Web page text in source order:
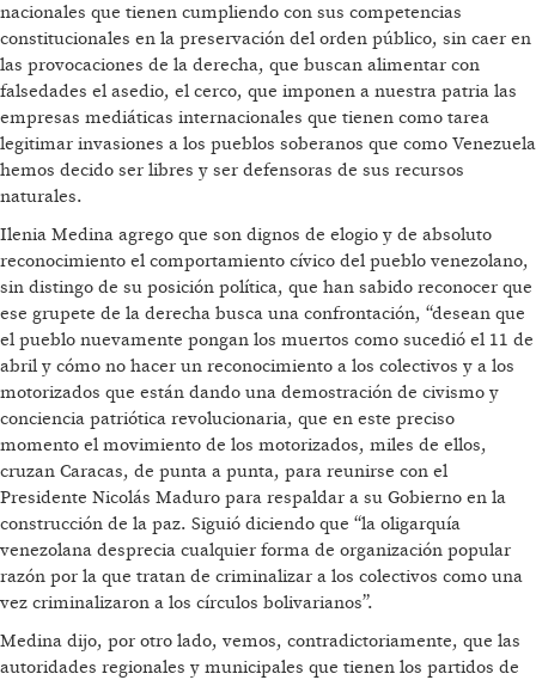
nacionales que tienen cumpliendo con sus competencias
constitucionales en la preservación del orden público, sin caer en
las provocaciones de la derecha, que buscan alimentar con
falsedades el asedio, el cerco, que imponen a nuestra patria las
empresas mediáticas internacionales que tienen como tarea
legitimar invasiones a los pueblos soberanos que como Venezuela
hemos decido ser libres y ser defensoras de sus recursos
naturales.
Ilenia Medina agrego que son dignos de elogio y de absoluto
reconocimiento el comportamiento cívico del pueblo venezolano,
sin distingo de su posición política, que han sabido reconocer que
ese grupete de la derecha busca una confrontación, “desean que
el pueblo nuevamente pongan los muertos como sucedió el 11 de
abril y cómo no hacer un reconocimiento a los colectivos y a los
motorizados que están dando una demostración de civismo y
conciencia patriótica revolucionaria, que en este preciso
momento el movimiento de los motorizados, miles de ellos,
cruzan Caracas, de punta a punta, para reunirse con el
Presidente Nicolás Maduro para respaldar a su Gobierno en la
construcción de la paz. Siguió diciendo que “la oligarquía
venezolana desprecia cualquier forma de organización popular
razón por la que tratan de criminalizar a los colectivos como una
vez criminalizaron a los círculos bolivarianos”.
Medina dijo, por otro lado, vemos, contradictoriamente, que las
autoridades regionales y municipales que tienen los partidos de